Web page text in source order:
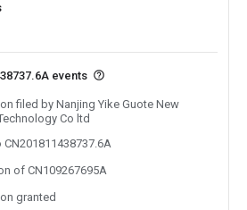
events
filed by Nanjing Yike Guote New
Co ltd
CN201811438737.6A
of CN109267695A
granted